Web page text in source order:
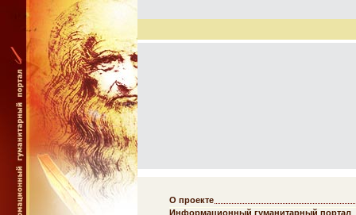
О проекте
Информационный гуманитарный портал